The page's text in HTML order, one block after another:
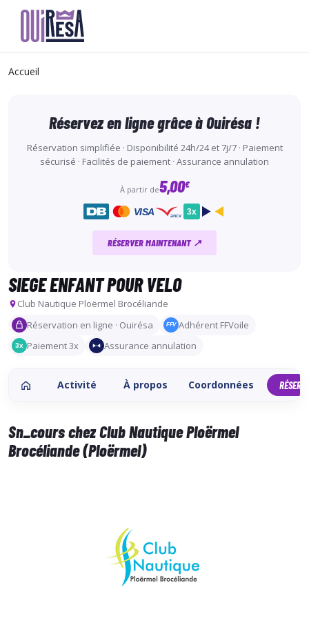
contenu
Accueil
SIEGE ENFANT POUR VELO
Club Nautique Ploërmel Brocéliande
Réservation en ligne · Ouirésa
FFV Adhérent FFVoile
3x Paiement 3x Assurance annulation
Activité À propos Coordonnées
Sn_cours chez Club Nautique Ploërmel
Brocéliande (Ploërmel)
Réservez en ligne grâce à Ouirésa !
Réservation simplifiée · Disponibilité 24h/24 et 7j/7 · Paiement
sécurisé · Facilités de paiement · Assurance annulation
À partir de5,00€
VISA ancv 3x
RÉSERVER MAINTENANT ↗